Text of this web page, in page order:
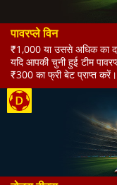
पावरप्ले विन
₹1,000 या उससे अधिक का
यदि आपकी चुनी हुई टीम
₹300 का फ्री बेट प्राप्त करें।